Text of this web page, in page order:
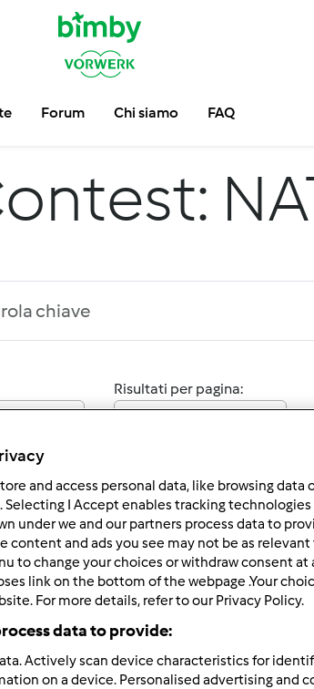
Forum Chi siamo FAQ
Risultati per pagina:
and access personal data, like browsing data
Selecting I Accept enables tracking
under we and our partners process data to
content and ads you see may not be as relevant
to change your choices or withdraw consent at
link on the bottom of the webpage .Your
For more details, refer to our Privacy Policy.
data to provide:
Actively scan device characteristics for
on a device. Personalised advertising and